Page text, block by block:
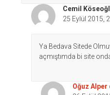
Cemil
25 Eylül 2015,
Ya Bedava Sitede
açmıştımda bi site
Oğuz Alper